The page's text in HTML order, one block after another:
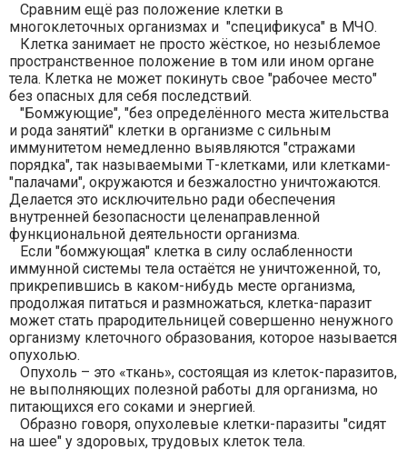
Сравним ещё раз положение клетки в
многоклеточных организмах и "спецификуса" в МЧО.
Клетка занимает не просто жёсткое, но незыблемое
пространственное положение в том или ином органе
тела. Клетка не может покинуть свое "рабочее место"
без опасных для себя последствий.
"Бомжующие", "без определённого места жительства
и рода занятий" клетки в организме с сильным
иммунитетом немедленно выявляются "стражами
порядка", так называемыми Т-клетками, или клетками-
"палачами", окружаются и безжалостно уничтожаются.
Делается это исключительно ради обеспечения
внутренней безопасности целенаправленной
функциональной деятельности организма.
Если "бомжующая" клетка в силу ослабленности
иммунной системы тела остаётся не уничтоженной, то,
прикрепившись в каком-нибудь месте организма,
продолжая питаться и размножаться, клетка-паразит
может стать прародительницей совершенно ненужного
организму клеточного образования, которое называется
опухолью.
Опухоль – это «ткань», состоящая из клеток-паразитов,
не выполняющих полезной работы для организма, но
питающихся его соками и энергией.
Образно говоря, опухолевые клетки-паразиты "сидят
на шее" у здоровых, трудовых клеток тела.